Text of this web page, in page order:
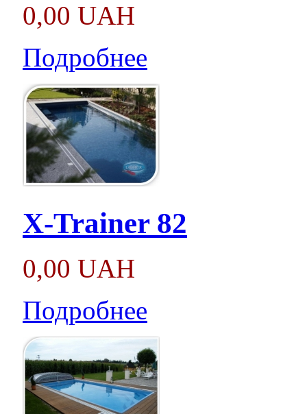
0,00 UAH
Подробнее
X-Trainer 82
0,00 UAH
Подробнее